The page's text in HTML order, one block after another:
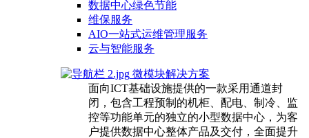
数据中心绿色节能
维保服务
AIO一站式运维管理服务
云与智能服务
微模块解决方案
面向ICT基础设施提供的一款采用通道封
闭，包含工程预制的机柜、配电、制冷、监
控等功能单元的独立的小型数据中心，为客
户提供数据中心整体产品及交付，全面提升